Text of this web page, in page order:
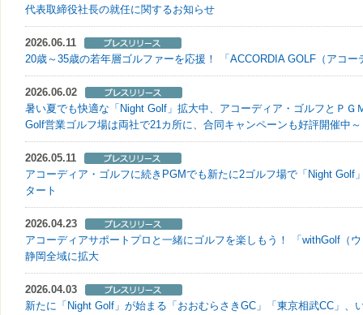
代表取締役社長の就任に関するお知らせ
2026.06.11
20歳～35歳の若年層ゴルファーを応援！ 「ACCORDIA GOLF（アコ
2026.06.02
暑い夏でも快適な「Night Golf」拡大中、アコーディア・ゴルフとＰ
Golf営業ゴルフ場は両社で21カ所に、合同キャンペーンも好評開催中～
2026.05.11
アコーディア・ゴルフに続きPGMでも新たに2ゴルフ場で「Night Golf
タート
2026.04.23
アコーディアサポートプロと一緒にゴルフを楽しもう！ 「withGolf（
静岡全域に拡大
2026.04.03
新たに「Night Golf」が始まる「おおむらさきGC」「東京相武CC」